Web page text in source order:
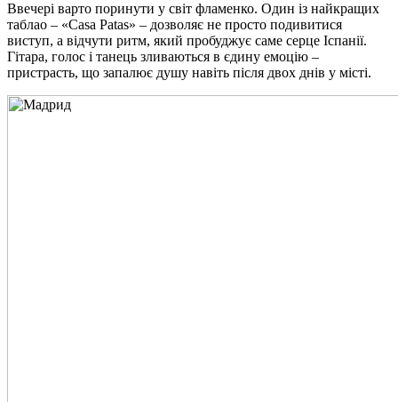
Ввечері варто поринути у світ фламенко. Один із найкращих
таблао – «Casa Patas» – дозволяє не просто подивитися
виступ, а відчути ритм, який пробуджує саме серце Іспанії.
Гітара, голос і танець зливаються в єдину емоцію –
пристрасть, що запалює душу навіть після двох днів у місті.